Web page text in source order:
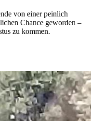
von einer peinlich
Chance geworden –
zu kommen.